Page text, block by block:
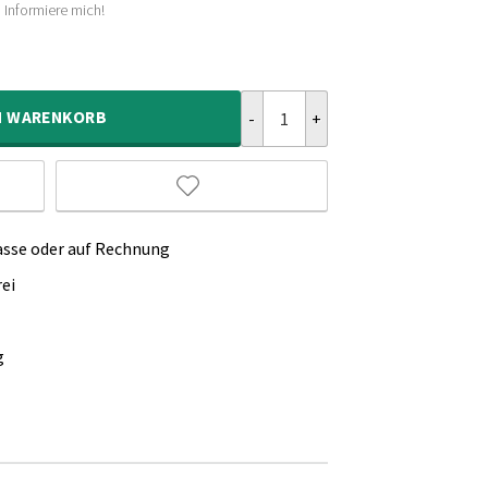
Informiere mich!
WARENKORB
oder auf Rechnung